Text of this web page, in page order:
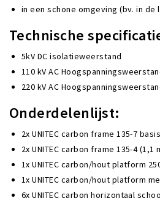
in een schone omgeving (bv. in
Technische
5kV DC isolatieweerstand
110 kV AC
220 kV AC
Onderdelenlijst:
2x UNITEC carbon frame 135-7
2x UNITEC carbon frame 135-4 (1,1
1x UNITEC carbon/hout platform
1x UNITEC carbon/hout platform
6x UNITEC carbon horizontaal